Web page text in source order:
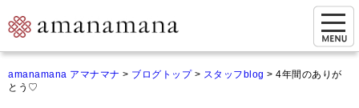
amanamana アマナマナ > ブログトップ> スタッフblog > 4年間のありが
とう♡